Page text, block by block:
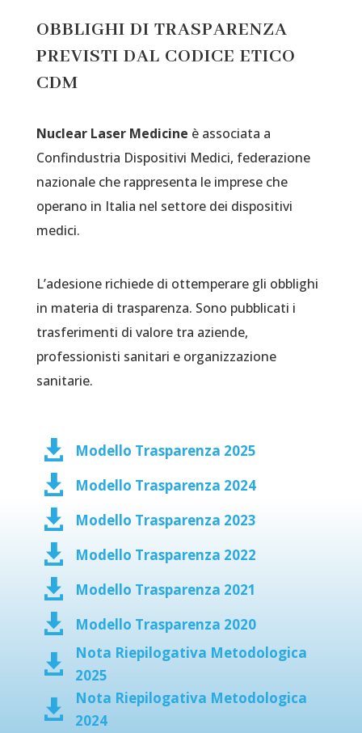
OBBLIGHI DI TRASPARENZA
PREVISTI DAL CODICE ETICO
CDM
Nuclear Laser Medicine è associata a
Confindustria Dispositivi Medici, federazione
nazionale che rappresenta le imprese che
operano in Italia nel settore dei dispositivi
medici.
L’adesione richiede di ottemperare gli obblighi
in materia di trasparenza. Sono pubblicati i
trasferimenti di valore tra aziende,
professionisti sanitari e organizzazione
sanitarie.
 Modello Trasparenza 2025
 Modello Trasparenza 2024
 Modello Trasparenza 2023
 Modello Trasparenza 2022
 Modello Trasparenza 2021
 Modello Trasparenza 2020

Nota Riepilogativa Metodologica
2025

Nota Riepilogativa Metodologica
2024